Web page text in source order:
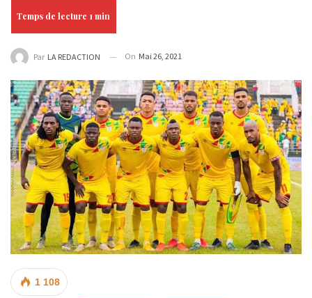
Par LA REDACTION On Mai 26, 2021
1 108